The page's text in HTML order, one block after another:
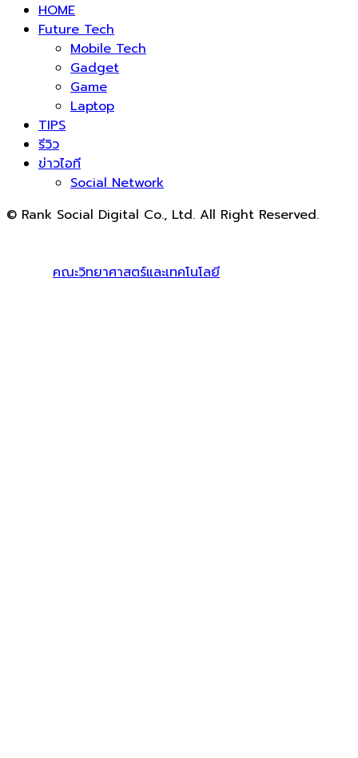
HOME
Future Tech
Mobile Tech
Gadget
Game
Laptop
TIPS
รีวิว
ข่าวไอที
Social Network
© Rank Social Digital Co., Ltd. All Right Reserved.
คณะวิทยาศาสตร์และเทคโนโลยี